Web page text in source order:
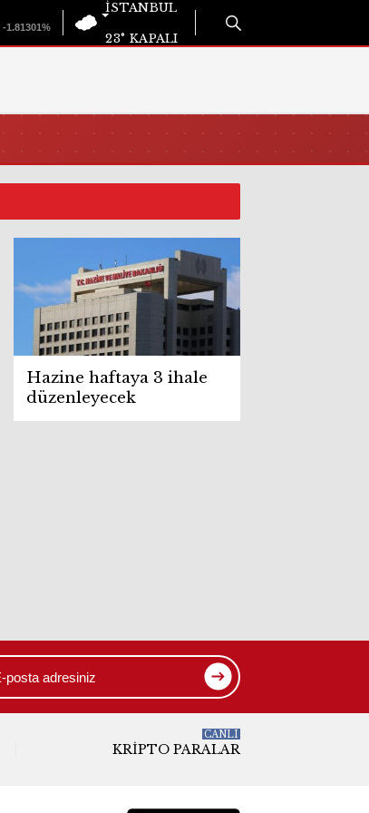
-1.81301%
İSTANBUL
23° KAPALI
Hazine haftaya 3 ihale
düzenleyecek
KRIPTO PARALAR
CANLI